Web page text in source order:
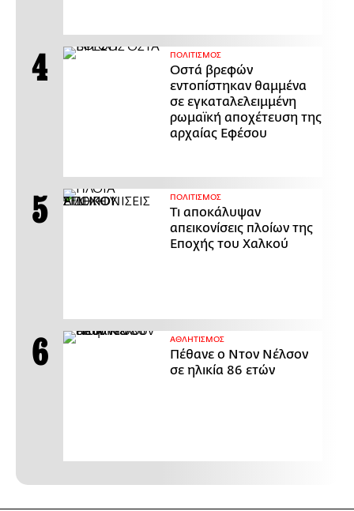
ΠΟΛΙΤΙΣΜΟΣ
Οστά βρεφών
εντοπίστηκαν θαμμένα
σε εγκαταλελειμμένη
ρωμαϊκή αποχέτευση της
αρχαίας Εφέσου
ΠΟΛΙΤΙΣΜΟΣ
Τι αποκάλυψαν
απεικονίσεις πλοίων της
Εποχής του Χαλκού
ΑΘΛΗΤΙΣΜΟΣ
Πέθανε ο Ντον Νέλσον
σε ηλικία 86 ετών